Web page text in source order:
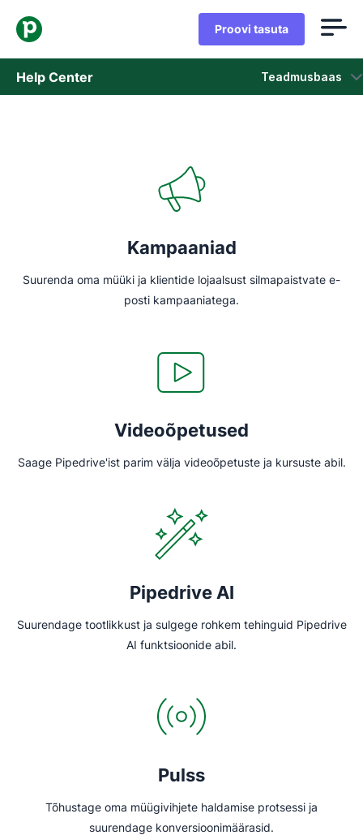
Proovi tasuta
Help Center Teadmusbaas
Võta ühendust klienditoega
Kampaaniad
Suurenda oma müüki ja klientide lojaalsust silmapaistvate e-
posti kampaaniatega.
Videoõpetused
Saage Pipedrive'ist parim välja videoõpetuste ja kursuste abil.
Pipedrive AI
Suurendage tootlikkust ja sulgege rohkem tehinguid Pipedrive
AI funktsioonide abil.
Pulss
Tõhustage oma müügivihjete haldamise protsessi ja
suurendage konversioonimäärasid.